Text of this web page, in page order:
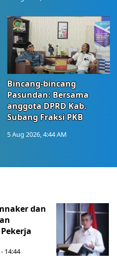
Bincang-bincang
Pasundan: Bersama
anggota DPRD Kab.
Subang Fraksi PKB
5 Aug 2026, 4:44 AM
dan
14:44